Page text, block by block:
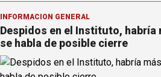
INFORMACION GENERAL
Despidos en el Instituto, habría
se habla de posible cierre